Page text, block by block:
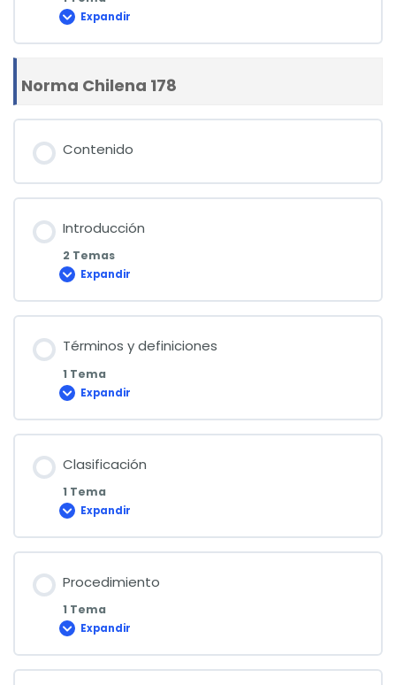
Expandir
Anexos
Norma Chilena 178
Contenido
Introducción
2 Temas
Expandir
Introducción
Términos y definiciones
1 Tema
Expandir
Términos
definiciones
Clasificación
1 Tema
Expandir
Clasificación
Procedimiento
1 Tema
Expandir
Procedimiento